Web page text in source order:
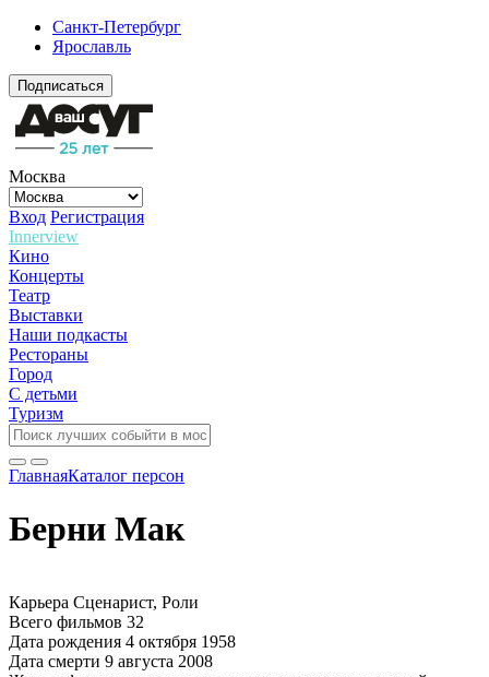
Санкт-Петербург
Ярославль
Подписаться
Москва
Вход Регистрация
Innerview
Кино
Концерты
Театр
Выставки
Наши подкасты
Рестораны
Город
С детьми
Туризм
ГлавнаяКаталог персон
Берни Мак
Карьера Сценарист, Роли
Всего фильмов 32
Дата рождения 4 октября 1958
Дата смерти 9 августа 2008